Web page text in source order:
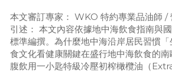
效、選購指南與
本文審訂專家： WKO 特約專業品油師 /
引述： 本文內容依據地中海飲食指南與
標準編撰。為什麼地中海沿岸居民習慣
食文化看健康關鍵在盛行地中海飲食的
腹飲用一小匙特級冷壓初榨橄欖油（